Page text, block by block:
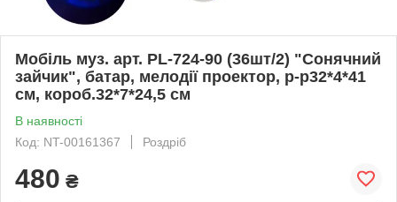
Мобіль муз. арт. PL-724-90 (36шт/2) "Сонячний
зайчик", батар, мелодії проектор, р-р32*4*41
см, короб.32*7*24,5 см
В наявності
Код: NT-00161367
Роздріб
480 ₴